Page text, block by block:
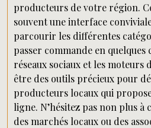
producteurs de votre région.
souvent une interface
parcourir les différentes
passer commande en quelques
réseaux sociaux et les moteurs
être des outils précieux pour
producteurs locaux qui
ligne. N’hésitez pas non plus à
des marchés locaux ou des